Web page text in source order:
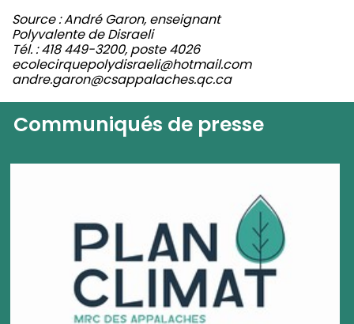
Source : André Garon, enseignant
Polyvalente de Disraeli
Tél. : 418 449-3200, poste 4026
ecolecirquepolydisraeli@hotmail.com
andre.garon@csappalaches.qc.ca
Communiqués de presse